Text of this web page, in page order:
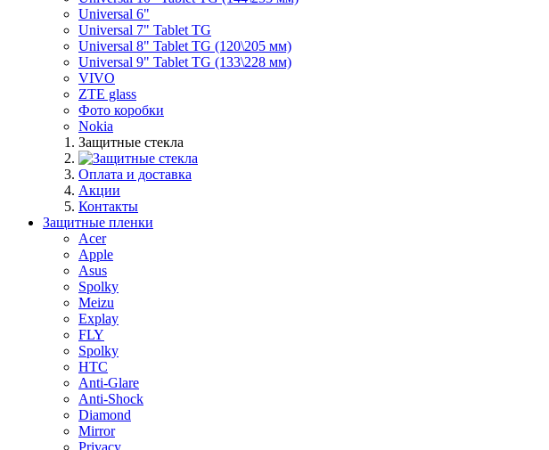
Universal 6"
Universal 7" Tablet TG
Universal 8" Tablet TG (120\205 мм)
Universal 9" Tablet TG (133\228 мм)
VIVO
ZTE glass
Фото коробки
Nokia
Защитные стекла
Оплата и доставка
Акции
Контакты
Защитные пленки
Acer
Apple
Asus
Spolky
Meizu
Explay
FLY
Spolky
HTC
Anti-Glare
Anti-Shock
Diamond
Mirror